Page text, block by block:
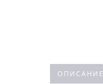
ОПИСАНИЕ